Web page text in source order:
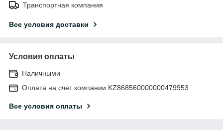
Транспортная компания
Все условия доставки
Условия оплаты
Наличными
Оплата на счет компании KZ868560000000479953
Все условия оплаты